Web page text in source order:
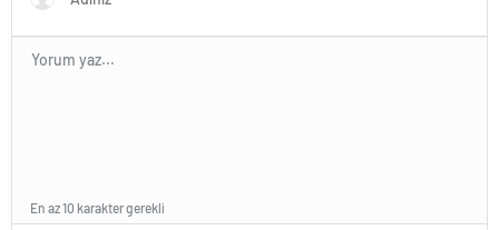
En az 10 karakter gerekli